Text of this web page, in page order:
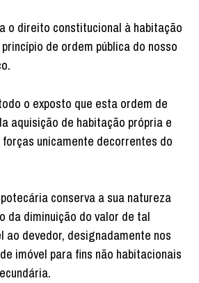
o direito constitucional à habitação
de ordem pública do nosso
o exposto que esta ordem de
aquisição de habitação própria e
unicamente decorrentes do
conserva a sua natureza
da diminuição do valor de tal
ao devedor, designadamente nos
imóvel para fins não habitacionais